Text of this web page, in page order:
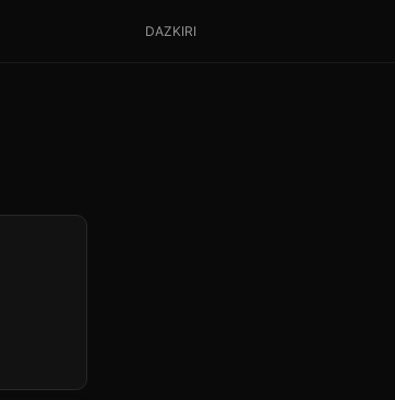
DAZKIRI